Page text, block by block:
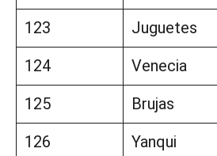
123 Juguetes
124
Venecia
125
Brujas
126
Yanqui